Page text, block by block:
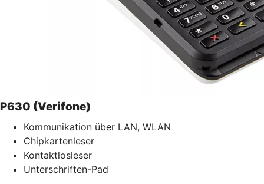
P630 (Verifone)
Kommunikation über LAN, WLAN
Chipkartenleser
Kontaktlosleser
Unterschriften-Pad